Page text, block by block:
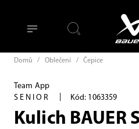
Domů / Oblečení / Čepice
Team App
SENIOR
Kód: 1063359
Kulich BAUER